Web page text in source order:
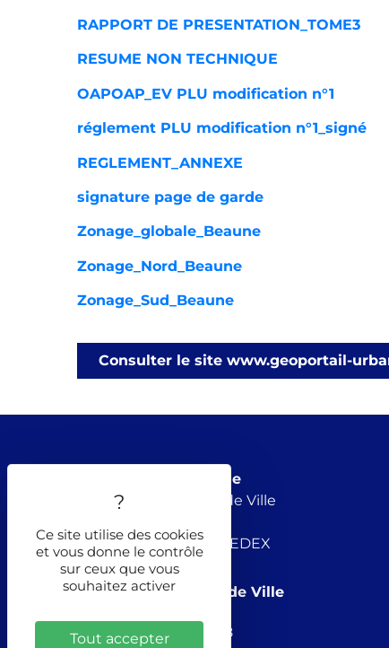
RAPPORT DE PRESENTATION_TOME3
RESUME NON TECHNIQUE
OAPOAP_EV PLU modification n°1
réglement PLU modification n°1_signé
REGLEMENT_ANNEXE
signature page de garde
Zonage_globale_Beaune
Zonage_Nord_Beaune
Zonage_Sud_Beaune
Consulter le site www.geoportail-
Mairie de Beaune
8, rue de l’Hôtel de Ville
21205 BEAUNE CEDEX
Standard Hôtel de Ville
03 80 24 56 78
Ce site utilise des cookies
et vous donne le contrôle
sur ceux que vous
souhaitez activer
Tout accepter